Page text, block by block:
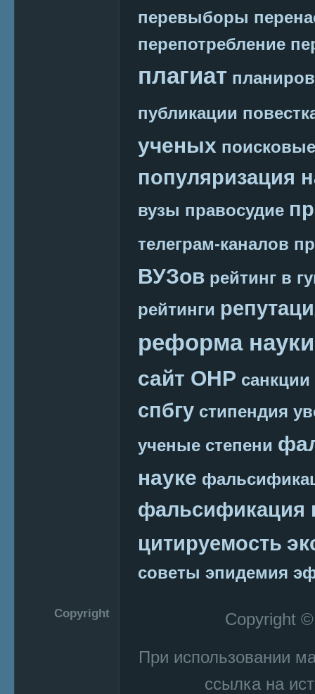
перевыборы
перепотребление
плагиат
публикации
ученых
популяризация
вузы правосудие
телеграм-каналов
ВУЗов рейтинг в
рейтинги
реформа науки
сайт ОНР санкции
спбгу стипендия
ученые степени
науке
фальсификация
цитируемость
советы эпидемия
Copyright
Copyright
При использовании
ссылка на